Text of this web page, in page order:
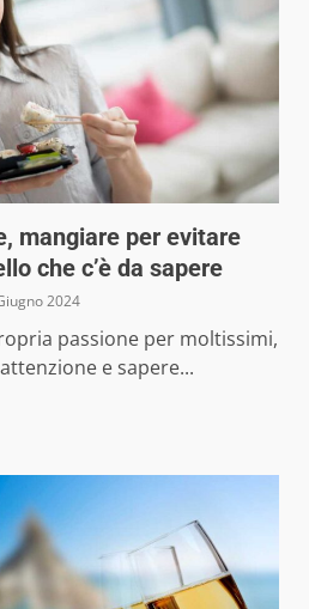
mangiare per evitare
che c’è da sapere
2024
passione per moltissimi,
e sapere...